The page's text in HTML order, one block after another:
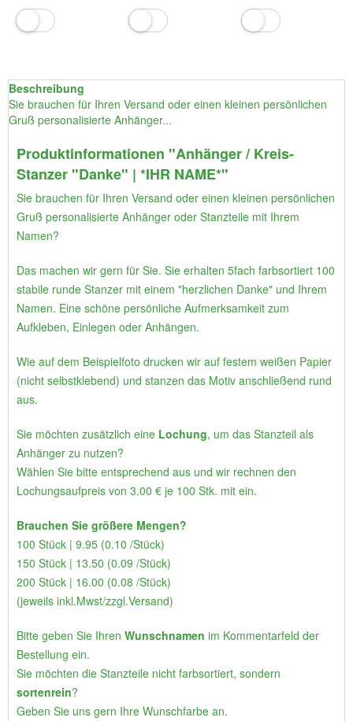
Beschreibung
Sie brauchen für Ihren Versand oder einen kleinen persönlichen
Gruß personalisierte Anhänger...
Produktinformationen "Anhänger / Kreis-
Stanzer "Danke" | *IHR NAME*"
Sie brauchen für Ihren Versand oder einen kleinen persönlichen
Gruß personalisierte Anhänger oder Stanzteile mit Ihrem
Namen?
Das machen wir gern für Sie. Sie erhalten 5fach farbsortiert 100
stabile runde Stanzer mit einem "herzlichen Danke" und Ihrem
Namen. Eine schöne persönliche Aufmerksamkeit zum
Aufkleben, Einlegen oder Anhängen.
Wie auf dem Beispielfoto drucken wir auf festem weißen Papier
(nicht selbstklebend) und stanzen das Motiv anschließend rund
aus.
Sie möchten zusätzlich eine Lochung, um das Stanzteil als
Anhänger zu nutzen?
Wählen Sie bitte entsprechend aus und wir rechnen den
Lochungsaufpreis von 3.00 € je 100 Stk. mit ein.
Brauchen Sie größere Mengen?
100 Stück | 9.95 (0.10 /Stück)
150 Stück | 13.50 (0.09 /Stück)
200 Stück | 16.00 (0.08 /Stück)
(jeweils inkl.Mwst/zzgl.Versand)
Bitte geben Sie Ihren Wunschnamen im Kommentarfeld der
Bestellung ein.
Sie möchten die Stanzteile nicht farbsortiert, sondern
sortenrein?
Geben Sie uns gern Ihre Wunschfarbe an.